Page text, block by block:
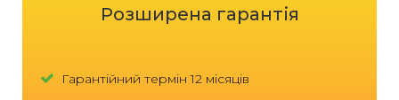
Розширена гарантія
Гарантійний термін 12 місяців